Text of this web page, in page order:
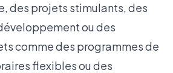
des projets stimulants, des
ou des
comme des programmes de
flexibles ou des